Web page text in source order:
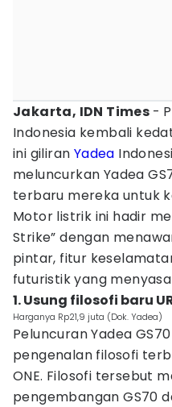
Jakarta, IDN Times -
Indonesia kembali
ini giliran Yadea
meluncurkan Yadea
terbaru mereka untuk
Motor listrik ini hadir
Strike” dengan
pintar, fitur
futuristik yang
1. Usung filosofi baru
Harganya Rp21,9 juta (Dok. Yadea)
Peluncuran Yadea
pengenalan filosofi
ONE. Filosofi tersebut
pengembangan GS70